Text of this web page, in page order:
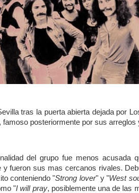
tras la puerta abierta dejada por
posteriormente por sus
del grupo fue menos acusada
y fueron sus mas cercanos rivales.
conteniendo "Strong lover" y "West
"I will pray, posiblemente una de las